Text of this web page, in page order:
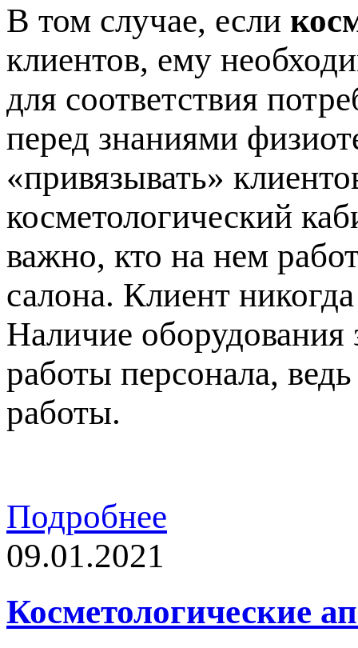
В том случае, если
клиентов, ему
для соответствия
перед знаниями
«привязывать»
косметологический
важно, кто на нем
салона. Клиент
Наличие оборудования
работы персонала,
работы.
Подробнее
09.01.2021
Косметологические